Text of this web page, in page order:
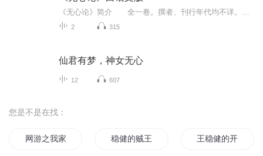
2 315
仙君有梦，神女无心
12 607
您是不是在找：
网游之我家会长太稳健了稳健的贼王 王稳健的开挂人生